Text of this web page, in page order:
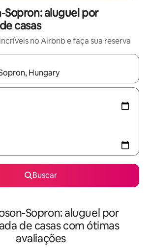
Sopron: aluguel por
casas
no Airbnb e faça sua reserva
estiverem disponíveis, explore-os
Buscar
Sopron: aluguel por
de casas com ótimas
avaliações